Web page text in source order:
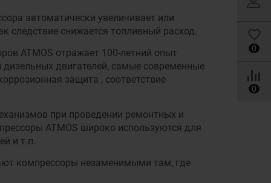
0
0
автоматически увеличивает или
следствие снижается топливный расход.
ATMOS отражает 100-летний опыт
двигателей, самые современные
защита , соответствие
при проведении ремонтных и
ATMOS широко используются для
и т.п.
компрессоры незаменимыми там, где